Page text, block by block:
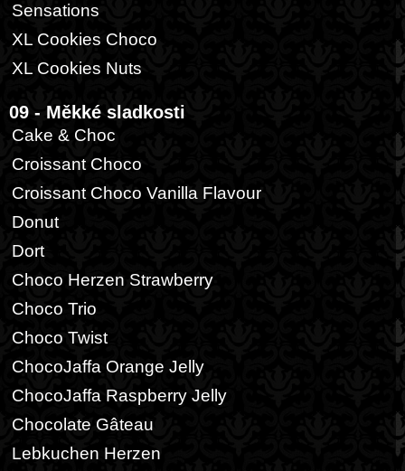
Sensations
XL Cookies Choco
XL Cookies Nuts
09 - Měkké sladkosti
Cake & Choc
Croissant Choco
Croissant Choco Vanilla Flavour
Donut
Dort
Choco Herzen Strawberry
Choco Trio
Choco Twist
ChocoJaffa Orange Jelly
ChocoJaffa Raspberry Jelly
Chocolate Gâteau
Lebkuchen Herzen